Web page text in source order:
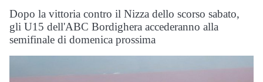
Dopo la vittoria contro il Nizza dello scorso sabato,
gli U15 dell'ABC Bordighera accederanno alla
semifinale di domenica prossima